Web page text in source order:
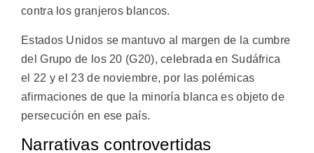
contra los granjeros blancos.
Estados Unidos se mantuvo al margen de la cumbre
del Grupo de los 20 (G20), celebrada en Sudáfrica
el 22 y el 23 de noviembre, por las polémicas
afirmaciones de que la minoría blanca es objeto de
persecución en ese país.
Narrativas controvertidas